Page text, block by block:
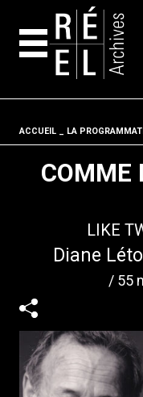
ACCUEIL LA
COMME
LIKE
Diane
55